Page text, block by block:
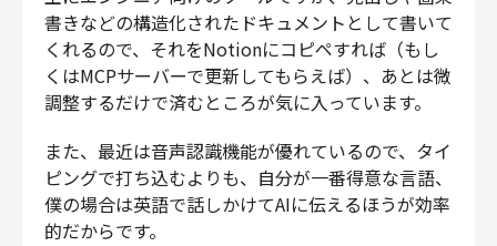
書きなどの構造化されたドキュメントとして書いて
くれるので、それをNotionにコピペすれば（もし
くはMCPサーバーで更新してもらえば）、あとは微
調整するだけで済むところが気に入っています。
また、最近は音声認識機能が優れているので、タイ
ピングで打ち込むよりも、自分が一番得意な言語、
僕の場合は英語で話しかけてAIに伝えるほうが効率
的だからです。